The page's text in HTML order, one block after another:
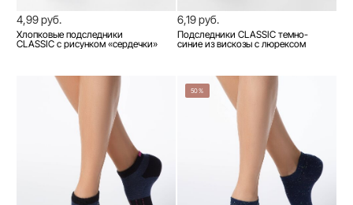
4,99 руб.
Хлопковые подследники
CLASSIC с рисунком «сердечки»
6,19 руб.
Подследники CLASSIC темно-
синие из вискозы с люрексом
50%